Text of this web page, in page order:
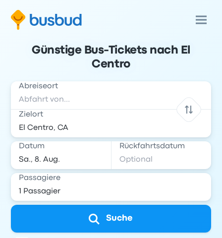
Günstige Bus-Tickets nach El
Centro
Abreiseort
Zielort
Datum Rückfahrtsdatum
Passagiere
Suche